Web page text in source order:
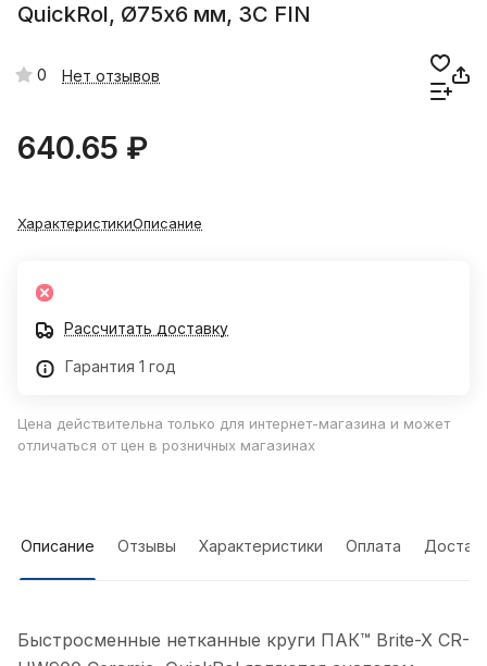
QuickRol, Ø75х6 мм, 3C FIN
0 Нет отзывов
640.65 ₽
ХарактеристикиОписание
Рассчитать доставку
Гарантия 1 год
Цена действительна только для интернет-магазина и может
отличаться от цен в розничных магазинах
Описание Отзывы Характеристики Оплата
Быстросменные нетканные круги ПАК™ Brite-X CR-